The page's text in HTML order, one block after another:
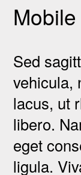
Sed
vehicula,
lacus, ut
libero.
eget
ligula.